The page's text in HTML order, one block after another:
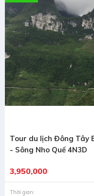
Tour du lịch Đông Tây
- Sông Nho Quế 4N3D
3,950,000
Thời gian: